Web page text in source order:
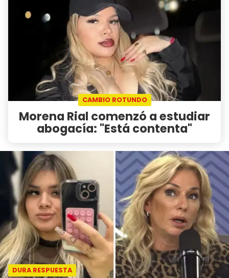
CAMBIO ROTUNDO
Morena Rial comenzó a estudiar
abogacía: "Está contenta"
DURA RESPUESTA